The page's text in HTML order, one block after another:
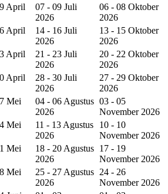
April
07 - 09 Juli
2026
06 - 08 Oktober
2026
April
14 - 16 Juli
2026
13 - 15 Oktober
2026
April
21 - 23 Juli
2026
20 - 22 Oktober
2026
April
28 - 30 Juli
2026
27 - 29 Oktober
2026
Mei
04 - 06 Agustus
2026
03 - 05
November 2026
Mei
11 - 13 Agustus
2026
10 - 10
November 2026
Mei
18 - 20 Agustus
2026
17 - 19
November 2026
Mei
25 - 27 Agustus
2026
24 - 26
November 2026